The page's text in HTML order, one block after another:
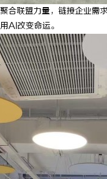
合联盟力量，链接企业
AI改变命运。